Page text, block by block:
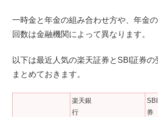
一時金と年金の組み合わせ方や、年金
回数は金融機関によって異なります。
以下は最近人気の楽天証券とSBI証券の
まとめておきます。
楽天銀
行